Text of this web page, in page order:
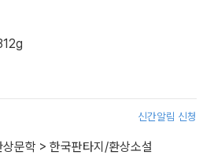
신간알림 신청
문학 > 한국판타지/환상소설